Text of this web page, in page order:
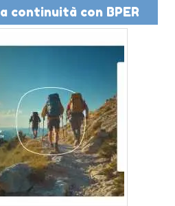
continuità con BPER